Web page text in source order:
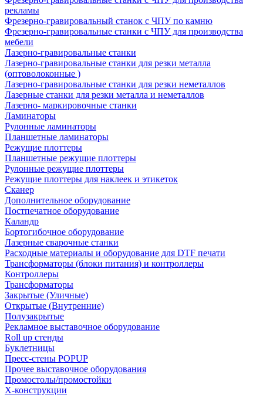
рекламы
Фрезерно-гравировальный станок с ЧПУ по камню
Фрезерно-гравировальные станки с ЧПУ для производства
мебели
Лазерно-гравировальные станки
Лазерно-гравировальные станки для резки металла
(оптоволоконные )
Лазерно-гравировальные станки для резки неметаллов
Лазерные станки для резки металла и неметаллов
Лазерно- маркировочные станки
Ламинаторы
Рулонные ламинаторы
Планшетные ламинаторы
Режущие плоттеры
Планшетные режущие плоттеры
Рулонные режущие плоттеры
Режущие плоттеры для наклеек и этикеток
Сканер
Дополнительное оборудование
Постпечатное оборудование
Каландр
Бортогибочное оборудование
Лазерные сварочные станки
Расходные материалы и оборудование для DTF печати
Трансформаторы (блоки питания) и контроллеры
Контроллеры
Трансформаторы
Закрытые (Уличные)
Открытые (Внутренние)
Полузакрытые
Рекламное выставочное оборудование
Roll up стенды
Буклетницы
Пресс-стены POPUP
Прочее выставочное оборудования
Промостолы/промостойки
Х-конструкции